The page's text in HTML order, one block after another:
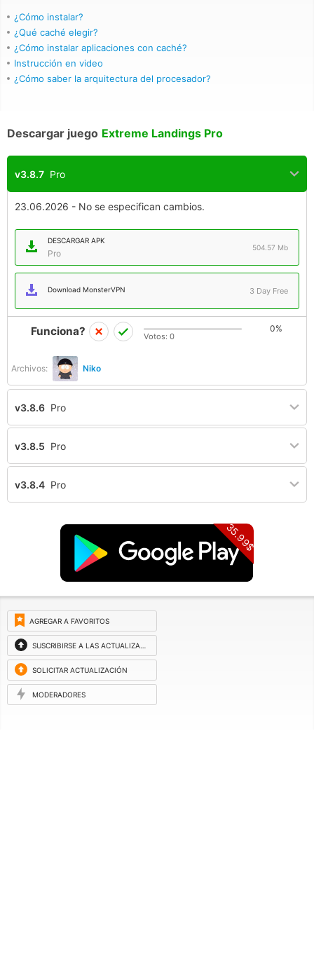
¿Cómo instalar?
¿Qué caché elegir?
¿Cómo instalar aplicaciones con caché?
Instrucción en video
¿Cómo saber la arquitectura del procesador?
Descargar juego Extreme Landings Pro
v3.8.7 Pro
23.06.2026 - No se especifican cambios.
DESCARGAR APK
Pro
504.57 Mb
Download MonsterVPN 3 Day Free
Archivos: Niko
Funciona? 0%
Votos: 0
v3.8.6 Pro
v3.8.5 Pro
v3.8.4 Pro
35.99$
AGREGAR A FAVORITOS
SUSCRIBIRSE A LAS ACTUALIZACIONES
SOLICITAR ACTUALIZACIÓN
MODERADORES